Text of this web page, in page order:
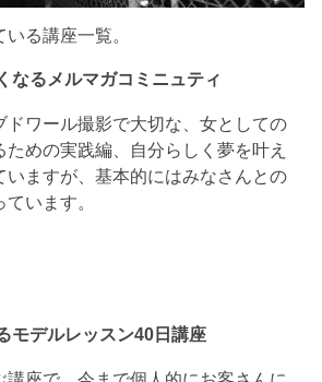
る講座一覧。
なるメルマガコミニュティ
ドワール撮影で大切な、女としての
めの実践編、自分らしく夢を叶え
いますが、基本的にはみなさんとの
います。
モデルレッスン40日講座